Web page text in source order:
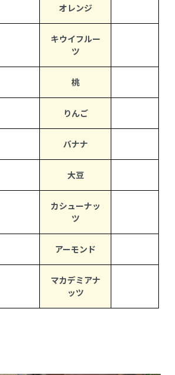
オレンジ
キウイフルー
ツ
桃
りんご
バナナ
大豆
カシューナッ
ツ
アーモンド
マカデミアナ
ッツ